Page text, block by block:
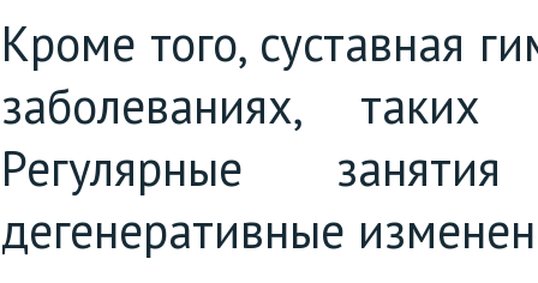
Кроме того, суставная
заболеваниях,
Регулярные
дегенеративные